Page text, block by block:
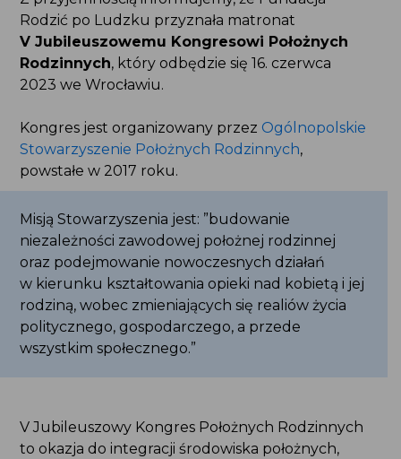
Rodzić po Ludzku przyznała matronat
V Jubileuszowemu Kongresowi Położnych
Rodzinnych, który odbędzie się 16. czerwca
2023 we Wrocławiu.
Kongres jest organizowany przez Ogólnopolskie
Stowarzyszenie Położnych Rodzinnych,
powstałe w 2017 roku.
Misją Stowarzyszenia jest: ”budowanie
niezależności zawodowej położnej rodzinnej
oraz podejmowanie nowoczesnych działań
w kierunku kształtowania opieki nad kobietą i jej
rodziną, wobec zmieniających się realiów życia
politycznego, gospodarczego, a przede
wszystkim społecznego.”
V Jubileuszowy Kongres Położnych Rodzinnych
to okazja do integracji środowiska położnych,